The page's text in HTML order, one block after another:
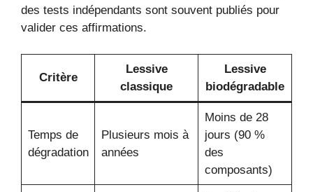
des tests indépendants sont souvent publiés pour
valider ces affirmations.
Critère
Lessive
classique
Lessive
biodégradable
Temps de
dégradation
Plusieurs mois à
années
Moins de 28
jours (90 %
des
composants)